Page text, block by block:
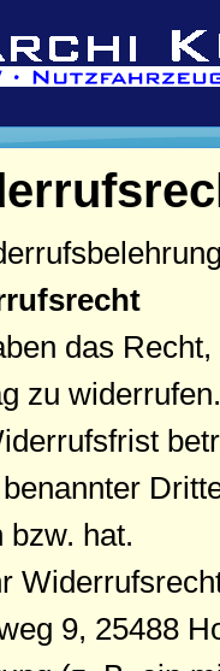
das
zu widerrufen.
bzw. hat.
9, 25488